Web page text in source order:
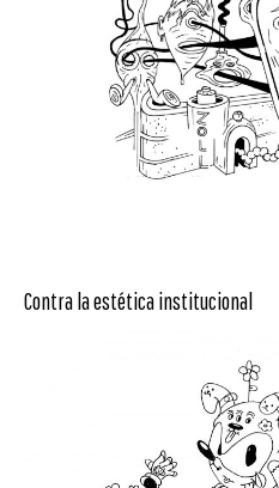
Contra la estética institucional